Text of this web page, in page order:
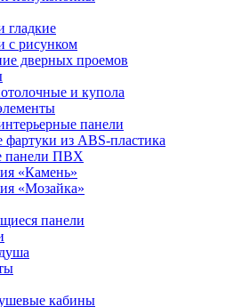
гладкие
с рисунком
дверных проемов
и купола
панели
из ABS-пластика
панели ПВХ
«Камень»
«Мозайка»
панели
кабины